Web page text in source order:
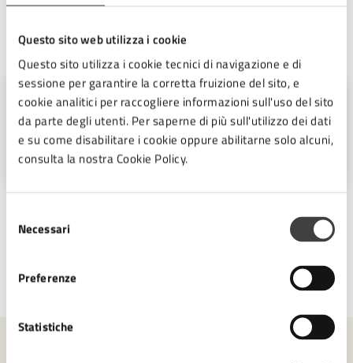
Questo sito web utilizza i cookie
Questo sito utilizza i cookie tecnici di navigazione e di
sessione per garantire la corretta fruizione del sito, e
cookie analitici per raccogliere informazioni sull'uso del sito
da parte degli utenti. Per saperne di più sull'utilizzo dei dati
e su come disabilitare i cookie oppure abilitarne solo alcuni,
consulta la nostra Cookie Policy.
delNecessari
Preferenze
Statistiche
A cura di
Ufficio Stampa
Piazza del Popolo 10, Cesena (FC),
47521
Ultimo aggiornamento: